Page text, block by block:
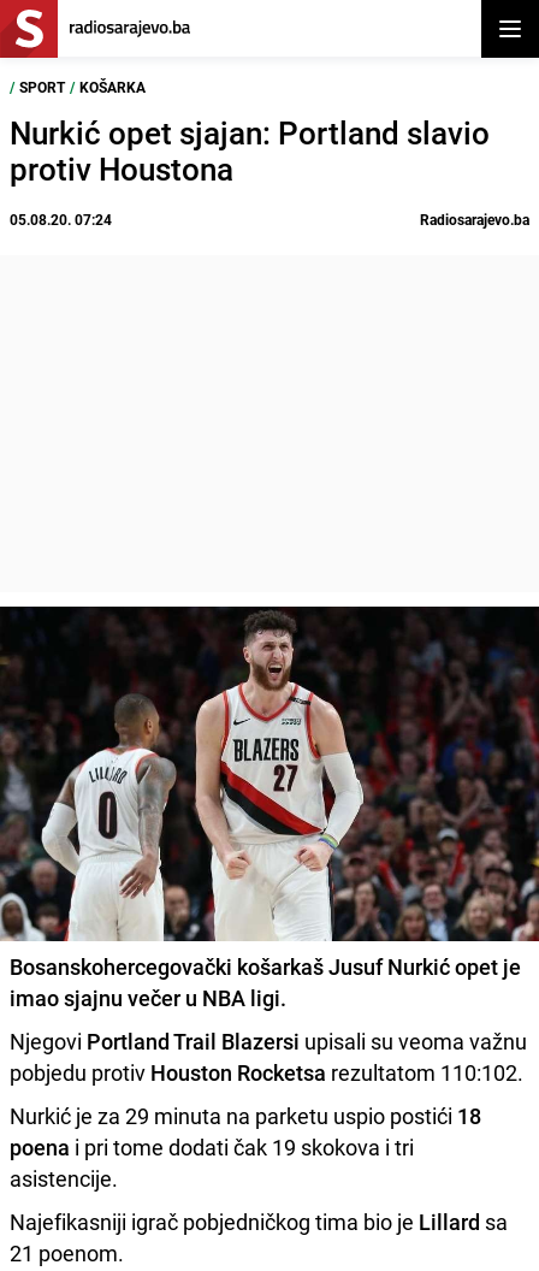
/ SPORT / KOŠARKA
Nurkić opet sjajan: Portland slavio
protiv Houstona
05.08.20. 07:24 Radiosarajevo.ba
Bosanskohercegovački košarkašJusuf Nurkićopet je
imao sjajnu večer u NBA ligi.
Njegovi Portland Trail Blazersi upisali su veoma važnu
pobjedu protiv Houston Rocketsa rezultatom 110:102.
Nurkić je za 29 minuta na parketu uspio postići 18
poena i pri tome dodati čak 19 skokova i tri
asistencije.
Najefikasniji igrač pobjedničkog tima bio je Lillard sa
21 poenom.